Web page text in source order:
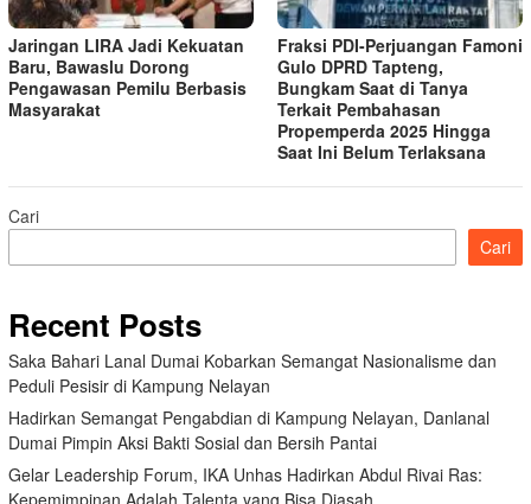
Jaringan LIRA Jadi Kekuatan
Baru, Bawaslu Dorong
Pengawasan Pemilu Berbasis
Masyarakat
Fraksi PDI-Perjuangan Famoni
Gulo DPRD Tapteng,
Bungkam Saat di Tanya
Terkait Pembahasan
Propemperda 2025 Hingga
Saat Ini Belum Terlaksana
Cari
Cari
Recent Posts
Saka Bahari Lanal Dumai Kobarkan Semangat Nasionalisme dan
Peduli Pesisir di Kampung Nelayan
Hadirkan Semangat Pengabdian di Kampung Nelayan, Danlanal
Dumai Pimpin Aksi Bakti Sosial dan Bersih Pantai
Gelar Leadership Forum, IKA Unhas Hadirkan Abdul Rivai Ras: